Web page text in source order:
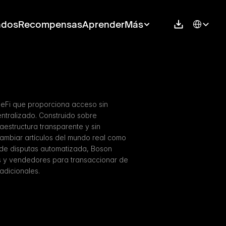
RecompensasAprenderMás Select
que proporciona acceso sin
Construido sobre
transparente y sin
artículos del mundo real como
disputas automatizada, Boson
vendedores para transaccionar de